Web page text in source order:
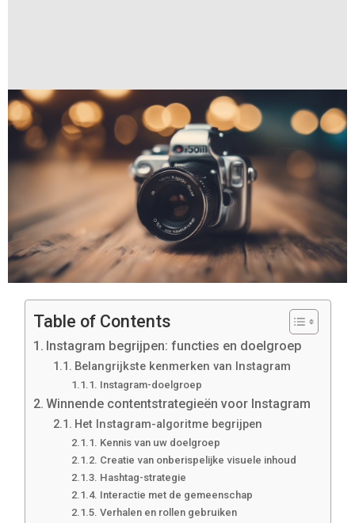
Table of Contents
Instagram begrijpen: functies en doelgroep
Belangrijkste kenmerken van Instagram
Instagram-doelgroep
Winnende contentstrategieën voor Instagram
Het Instagram-algoritme begrijpen
Kennis van uw doelgroep
Creatie van onberispelijke visuele inhoud
Hashtag-strategie
Interactie met de gemeenschap
Verhalen en rollen gebruiken